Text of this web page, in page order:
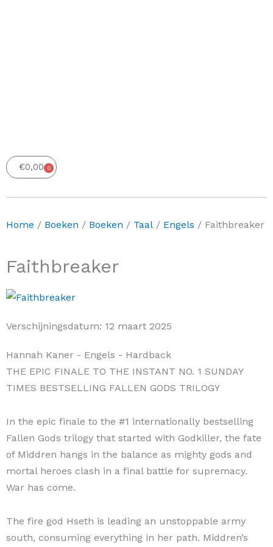
€0,00 0
Winkelwagen
Home / Boeken / Boeken / Taal / Engels / Faithbreaker
Faithbreaker
Verschijningsdatum: 12 maart 2025
Hannah Kaner - Engels - Hardback
THE EPIC FINALE TO THE INSTANT NO. 1 SUNDAY
TIMES BESTSELLING FALLEN GODS TRILOGY
In the epic finale to the #1 internationally bestselling
Fallen Gods trilogy that started with Godkiller, the fate
of Middren hangs in the balance as mighty gods and
mortal heroes clash in a final battle for supremacy.
War has come.
The fire god Hseth is leading an unstoppable army
south, consuming everything in her path. Middren’s